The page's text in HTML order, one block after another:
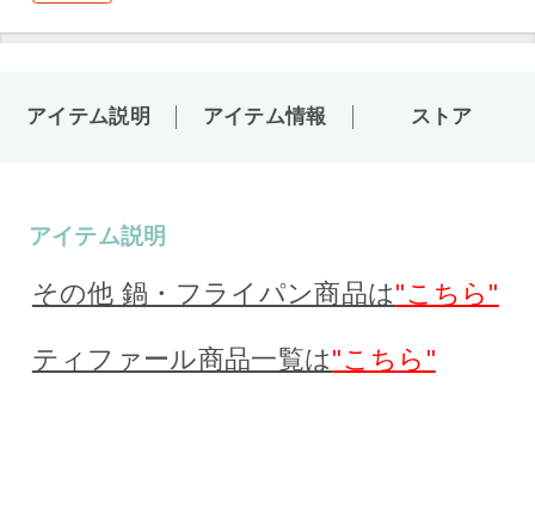
アイテム説明 アイテム情報 ストア
アイテム説明
その他 鍋・フライパン商品は"こちら"
ティファール商品一覧は"こちら"